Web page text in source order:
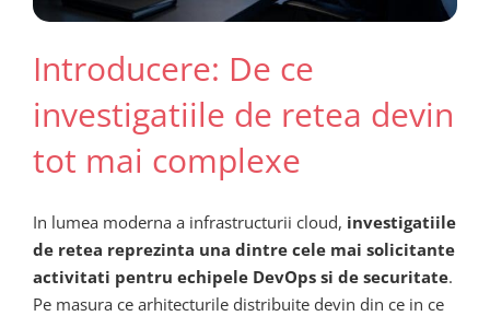
Introducere: De ce
investigatiile de retea devin
tot mai complexe
In lumea moderna a infrastructurii cloud, investigatiile
de retea reprezinta una dintre cele mai solicitante
activitati pentru echipele DevOps si de securitate.
Pe masura ce arhitecturile distribuite devin din ce in ce